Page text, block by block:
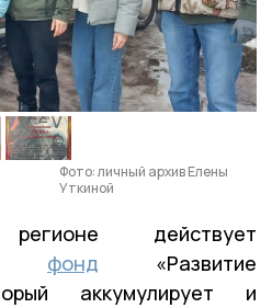
Фото: личный архив Елены
Уткиной
действует
фонд «Развитие
аккумулирует и